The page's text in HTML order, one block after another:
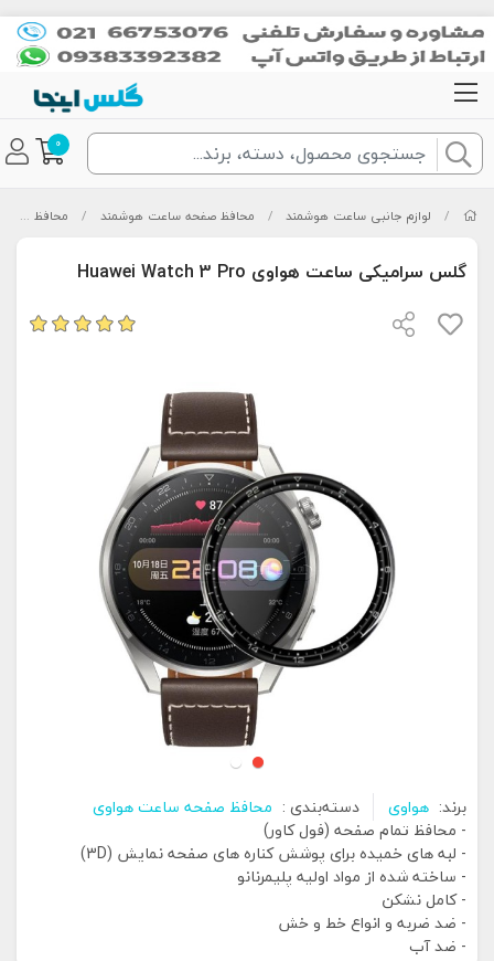
0
/ لوازم جانبی ساعت هوشمند / محافظ صفحه ساعت هوشمند / محافظ صفحه ساعت هواوی
گلس سرامیکی ساعت هواوی Huawei Watch 3 Pro
برند: هواوی دسته‌بندی : محافظ صفحه ساعت هواوی
- محافظ تمام صفحه (فول کاور)
- لبه های خمیده برای پوشش کناره های صفحه نمایش (3D)
- ساخته شده از مواد اولیه پلیمرنانو
- کامل نشکن
- ضد ضربه و انواع خط و خش
- ضد آب